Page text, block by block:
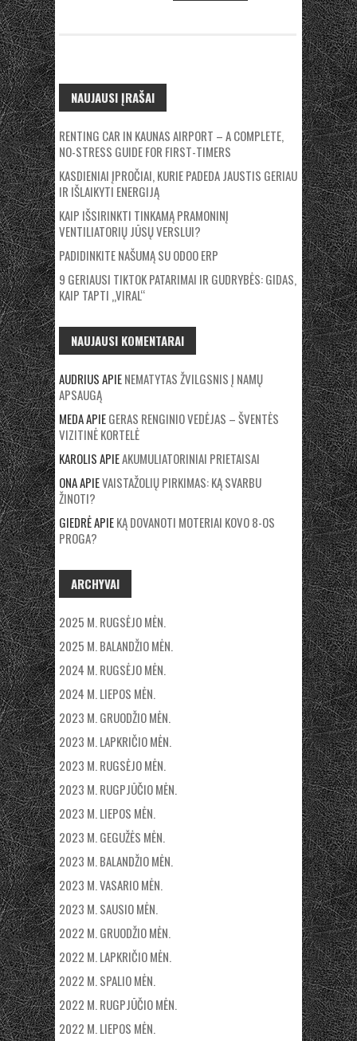
NAUJAUSI ĮRAŠAI
RENTING CAR IN KAUNAS AIRPORT – A COMPLETE,
NO-STRESS GUIDE FOR FIRST-TIMERS
KASDIENIAI ĮPROČIAI, KURIE PADEDA JAUSTIS GERIAU
IR IŠLAIKYTI ENERGIJĄ
KAIP IŠSIRINKTI TINKAMĄ PRAMONINĮ
VENTILIATORIŲ JŪSŲ VERSLUI?
PADIDINKITE NAŠUMĄ SU ODOO ERP
9 GERIAUSI TIKTOK PATARIMAI IR GUDRYBĖS: GIDAS,
KAIP TAPTI „VIRAL“
NAUJAUSI KOMENTARAI
AUDRIUSAPIENEMATYTAS ŽVILGSNIS Į NAMŲ
APSAUGĄ
MEDAAPIEGERAS RENGINIO VEDĖJAS – ŠVENTĖS
VIZITINĖ KORTELĖ
KAROLISAPIEAKUMULIATORINIAI PRIETAISAI
ONAAPIEVAISTAŽOLIŲ PIRKIMAS: KĄ SVARBU
ŽINOTI?
GIEDRĖAPIEKĄ DOVANOTI MOTERIAI KOVO 8-OS
PROGA?
ARCHYVAI
2025 M. RUGSĖJO MĖN.
2025 M. BALANDŽIO MĖN.
2024 M. RUGSĖJO MĖN.
2024 M. LIEPOS MĖN.
2023 M. GRUODŽIO MĖN.
2023 M. LAPKRIČIO MĖN.
2023 M. RUGSĖJO MĖN.
2023 M. RUGPJŪČIO MĖN.
2023 M. LIEPOS MĖN.
2023 M. GEGUŽĖS MĖN.
2023 M. BALANDŽIO MĖN.
2023 M. VASARIO MĖN.
2023 M. SAUSIO MĖN.
2022 M. GRUODŽIO MĖN.
2022 M. LAPKRIČIO MĖN.
2022 M. SPALIO MĖN.
2022 M. RUGPJŪČIO MĖN.
2022 M. LIEPOS MĖN.